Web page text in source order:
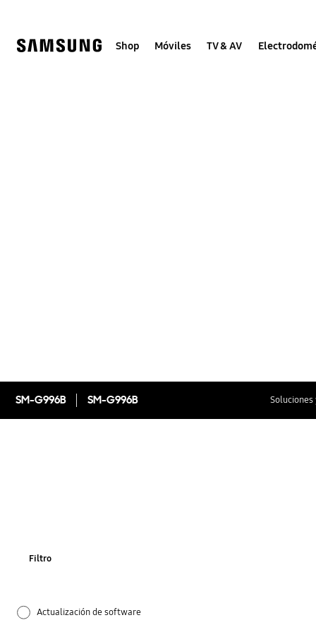
Shop Móviles TV & AV
SM-G996B SM-G996B Soluciones
Filtro
Actualización de software